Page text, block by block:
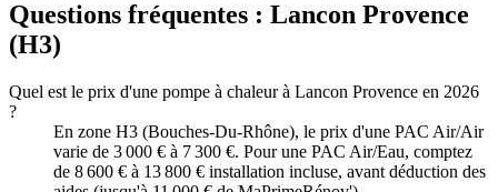
Questions fréquentes : Lancon Provence
(H3)
Quel est le prix d'une pompe à chaleur à Lancon Provence en 2026
?
En zone H3 (Bouches-Du-Rhône), le prix d'une PAC Air/Air
varie de 3 000 € à 7 300 €. Pour une PAC Air/Eau, comptez
de 8 600 € à 13 800 € installation incluse, avant déduction des